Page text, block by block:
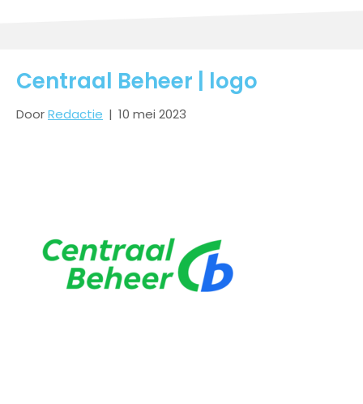
Centraal Beheer | logo
DoorRedactie | 10 mei 2023